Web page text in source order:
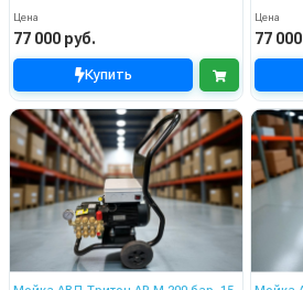
Цена
77 000 руб.
Купить
Цена
77